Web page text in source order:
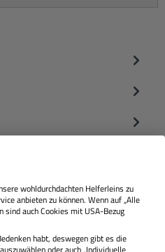
wohldurchdachten Helferleins zu
anbieten zu können. Wenn auf „Alle
sind auch Cookies mit USA-Bezug
habt, deswegen gibt es die